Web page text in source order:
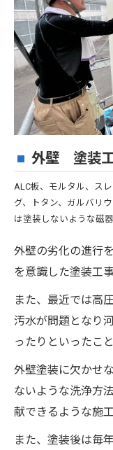
外壁 塗装
ALC板、モルタル、ス
グ、トタン、ガルバリ
は塗装しないような磁
外壁の劣化の進行
を意識した塗装工
また、最近では高
汚水が問題となり
ったりといったこ
外壁塗装に欠かせ
ないような洗浄方
献できるような施
また、塗装後は毎